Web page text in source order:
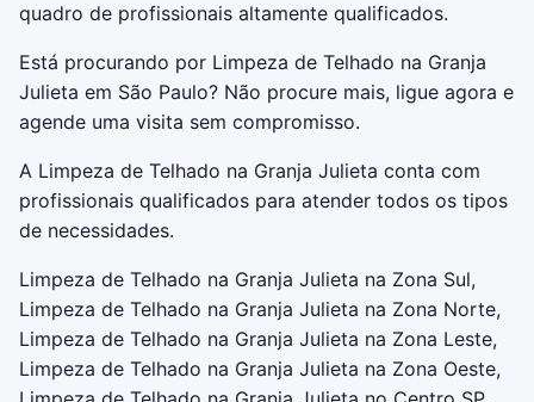
quadro de profissionais altamente qualificados.
Está procurando por Limpeza de Telhado na Granja
Julieta em São Paulo? Não procure mais, ligue agora e
agende uma visita sem compromisso.
A Limpeza de Telhado na Granja Julieta conta com
profissionais qualificados para atender todos os tipos
de necessidades.
Limpeza de Telhado na Granja Julieta na Zona Sul,
Limpeza de Telhado na Granja Julieta na Zona Norte,
Limpeza de Telhado na Granja Julieta na Zona Leste,
Limpeza de Telhado na Granja Julieta na Zona Oeste,